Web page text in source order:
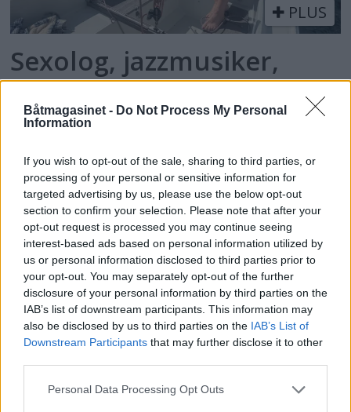
Båtmagasinet - Do Not Process My Personal
Information
If you wish to opt-out of the sale, sharing to third parties, or
processing of your personal or sensitive information for
targeted advertising by us, please use the below opt-out
section to confirm your selection. Please note that after your
opt-out request is processed you may continue seeing
interest-based ads based on personal information utilized by
us or personal information disclosed to third parties prior to
your opt-out. You may separately opt-out of the further
disclosure of your personal information by third parties on the
IAB’s list of downstream participants. This information may
also be disclosed by us to third parties on the IAB’s List of
Downstream Participants that may further disclose it to other
Personal Data Processing Opt Outs
PLUS
Sexolog, jazzmusiker,
rektor og båtfant
PLUS
Motorbåtdefilering i Risør